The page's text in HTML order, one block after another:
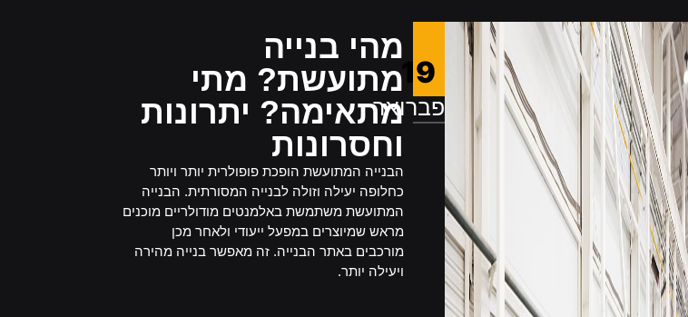
19
פברואר
מהי בנייה
מתועשת? מתי
מתאימה? יתרונות
וחסרונות
הבנייה המתועשת הופכת פופולרית יותר ויותר
כחלופה יעילה וזולה לבנייה המסורתית. הבנייה
המתועשת משתמשת באלמנטים מודולריים מוכנים
מראש שמיוצרים במפעל ייעודי ולאחר מכן
מורכבים באתר הבנייה. זה מאפשר בנייה מהירה
ויעילה יותר.